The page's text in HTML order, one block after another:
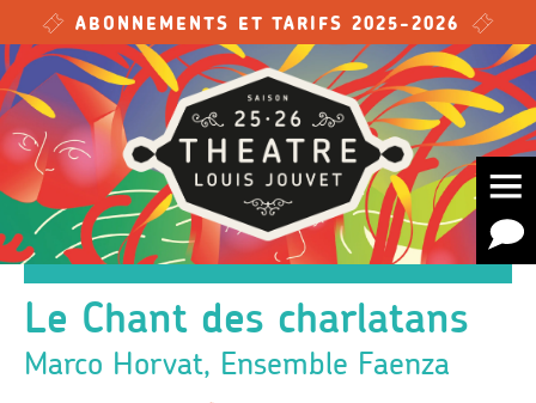
Skip to main content
ABONNEMENTS ET TARIFS 2025-2026
Le Chant des charlatans
Marco Horvat, Ensemble Faenza